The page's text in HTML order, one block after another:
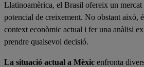
Llatinoamèrica, el Brasil ofereix un mercat
potencial de creixement. No obstant això,
context econòmic actual i fer una anàlisi
prendre qualsevol decisió.
La situació actual a Mèxic enfronta